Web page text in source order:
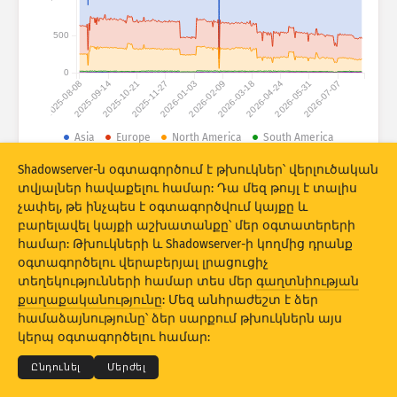
Հարձակումների վիճակագրություն Խոցելիություններ
Հարձակումների վիճակագրություն․ Սարքեր
Օգնություն
Պիտակներ
Երկրներ
Սահմանաչափ
Խմբավորել ըստ
Stacking
Հարկերով շարվածք Համատեղում
Ավտոմատ կերպով թարմացման արդյունքներ
Թարմացնել Վերակայել
Ներբեռնել որպես PNG
2025-08-082025-09-142025-10-212025-11-272026-01-032026-02-092026-03-182026-04-242026-05-312026-07-07
0
500
Asia Europe North America
South America
© 2026 The Shadowserver Foundation
© 2026THE SHADOWSERVER FOUNDATION
Գաղտնիություն և պայմաններ
Կապ մեզ հետ
Կրեդիտներ
Shadowserver-ն օգտագործում է թխուկներ՝ վերլուծական
տվյալներ հավաքելու համար: Դա մեզ թույլ է տալիս
չափել, թե ինչպես է օգտագործվում կայքը և
բարելավել կայքի աշխատանքը՝ մեր օգտատերերի
համար: Թխուկների և Shadowserver-ի կողմից դրանք
օգտագործելու վերաբերյալ լրացուցիչ
տեղեկությունների համար տես մեր գաղտնիության
քաղաքականությունը: Մեզ անհրաժեշտ է ձեր
համաձայնությունը՝ ձեր սարքում թխուկներն այս
կերպ օգտագործելու համար:
Ընդունել Մերժել